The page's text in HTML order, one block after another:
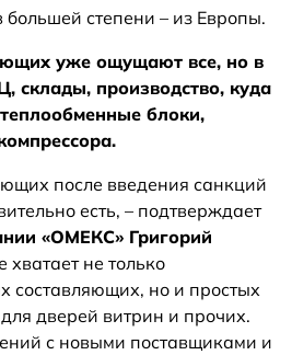
степени – из Европы.
уже ощущают все, но в
склады, производство, куда
блоки,
после введения санкций
есть, – подтверждает
«ОМЕКС» Григорий
хватает не только
составляющих, но и простых
дверей витрин и прочих.
с новыми поставщиками и